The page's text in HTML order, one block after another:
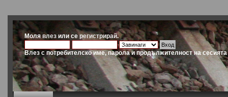
Молявлез или серегистрирай.
Влез с потребителско име, парола и продължителност на сесията